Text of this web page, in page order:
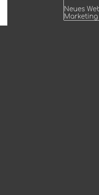
Neues
Marketing